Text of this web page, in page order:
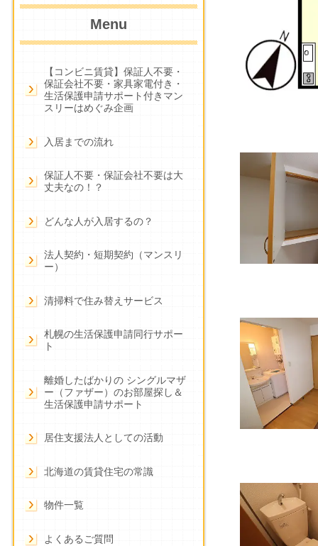
Menu
【コンビニ賃貸】保証人不要・
保証会社不要・家具家電付き・
生活保護申請サポート付きマン
スリーはめぐみ企画
入居までの流れ
保証人不要・保証会社不要は大
丈夫なの！？
どんな人が入居するの？
法人契約・短期契約（マンスリ
ー）
清掃料で住み替えサービス
札幌の生活保護申請同行サポー
ト
離婚したばかりの シングルマザ
ー（ファザー）のお部屋探し＆
生活保護申請サポート
居住支援法人としての活動
北海道の賃貸住宅の常識
物件一覧
よくあるご質問